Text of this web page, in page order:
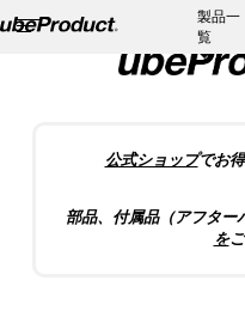
製品一
覧
公式ショップでお
部品、付属品（アフター
を